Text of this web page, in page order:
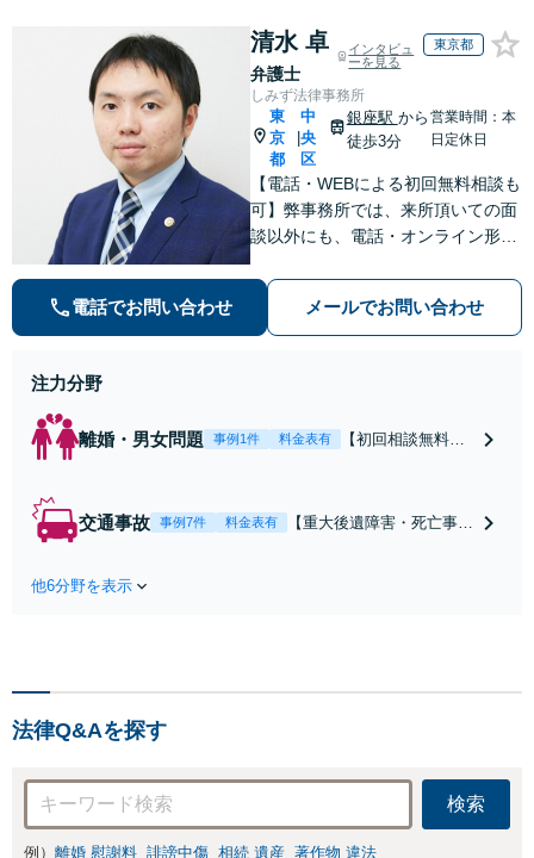
清水 卓
弁護士
インタビュ
ーを見る
東京都
しみず法律事務所
東
京
都
中
央
区
銀座駅 から
徒歩3分
営業時間：本
日定休日
【電話・WEBによる初回無料相談も
可】弊事務所では、来所頂いての面
談以外にも、電話・オンライン形式
弁護士にご相談頂くことで、今のご
不安が和らぐとともに、問題解決の
ために前に進むことができます。
電話でお問い合わせ メールでお問い合わせ
注力分野
離婚・男女問題 事例1件 料金表有
【初回相談無料】
条件で離婚ができ
交通事故 事例7件 料金表有
【重大後遺障害・死亡事案
応・納得できる解決を」
他6分野を表示
法律Q&Aを探す
検索
例） 離婚 慰謝料 誹謗中傷 相続 遺産 著作物 違法